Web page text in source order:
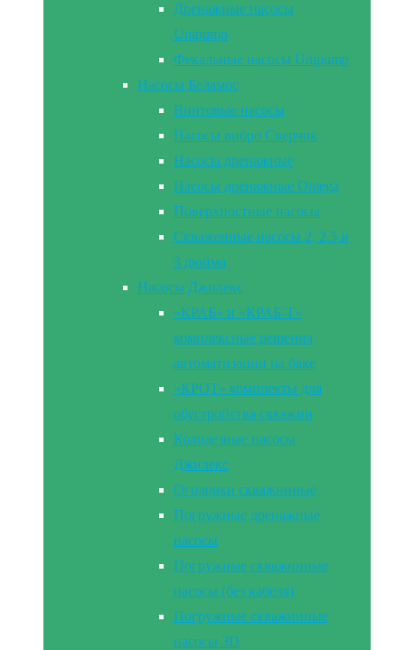
Дренажные насосы
Unipump
Фекальные насосы Unipump
Насосы Беламос
Винтовые насосы
Насосы вибро Сверчок
Насосы дренажные
Насосы дренажные Omega
Поверхностные насосы
Скваженные насосы 2, 2.5 и
3 дюйма
Насосы Джилекс
«КРАБ» и «КРАБ-Т»
комплексные решения
автоматизации на баке
«КРОТ» комплекты для
обустройства скважин
Колодезные насосы
Джилекс
Оголовки скважинные
Погружные дренажные
насосы
Погружные скважинные
насосы (без кабеля)
Погружные скважинные
насосы 3D